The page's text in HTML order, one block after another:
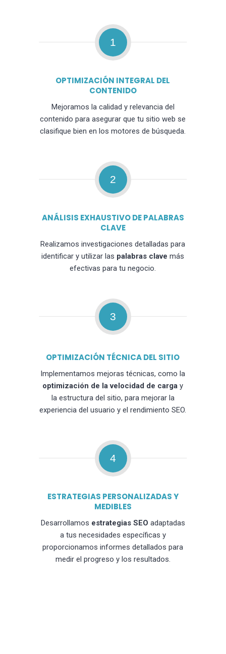
1
OPTIMIZACIÓN INTEGRAL DEL
CONTENIDO
Mejoramos la calidad y relevancia del
contenido para asegurar que tu sitio web se
clasifique bien en los motores de búsqueda.
2
ANÁLISIS EXHAUSTIVO DE PALABRAS
CLAVE
Realizamos investigaciones detalladas para
identificar y utilizar las palabras clave más
efectivas para tu negocio.
3
OPTIMIZACIÓN TÉCNICA DEL SITIO
Implementamos mejoras técnicas, como la
optimización de la velocidad de carga y
la estructura del sitio, para mejorar la
experiencia del usuario y el rendimiento SEO.
4
ESTRATEGIAS PERSONALIZADAS Y
MEDIBLES
Desarrollamos estrategias SEO adaptadas
a tus necesidades específicas y
proporcionamos informes detallados para
medir el progreso y los resultados.